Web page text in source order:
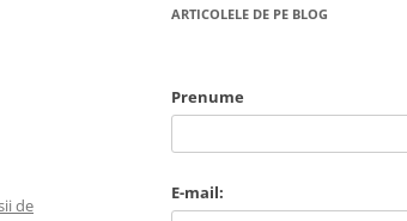
de
ARTICOLELE DE PE BLOG
Prenume
E-mail: